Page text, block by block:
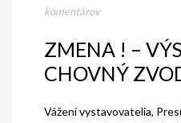
komentárov
ZMENA ! –
CHOVNÝ
Vážení vystavovatelia,